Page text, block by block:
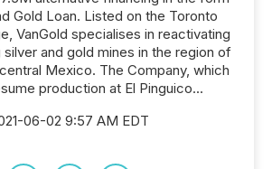
Gold Loan. Listed on the Toronto
VanGold specialises in reactivating
and gold mines in the region of
Mexico. The Company, which
production at El Pinguico...
06-02 9:57 AM EDT